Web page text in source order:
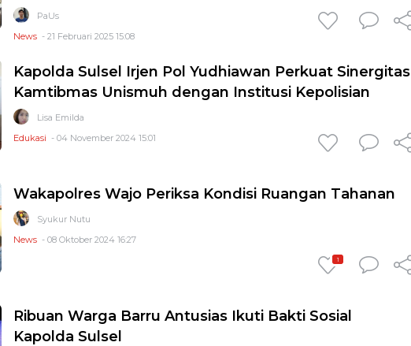
PaUs
News - 21 Februari 2025 15:08
Kapolda Sulsel Irjen Pol Yudhiawan Perkuat Sinergitas
Kamtibmas Unismuh dengan Institusi Kepolisian
Lisa Emilda
Edukasi - 04 November 2024 15:01
Wakapolres Wajo Periksa Kondisi Ruangan Tahanan
Syukur Nutu
News - 08 Oktober 2024 16:27
1
Ribuan Warga Barru Antusias Ikuti Bakti Sosial
Kapolda Sulsel